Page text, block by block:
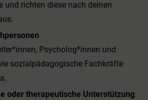
und richten diese nach deinen
Psycholog*innen und
sozialpädagogische Fachkräfte
oder therapeutische Unterstützung